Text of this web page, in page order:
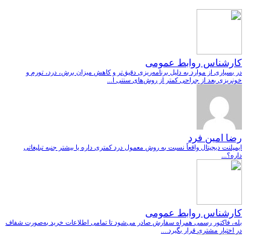
کارشناس روابط عمومی
در بسیاری از موارد به دلیل برنامه‌ریزی دقیق‌تر و کاهش میزان برش، درد، تورم و
خونریزی بعد از جراحی کمتر از روش‌های سنتی ا...
رضا امین فرد
ایمپلنت دیجیتال واقعاً نسبت به روش معمول درد کمتری داره یا بیشتر جنبه تبلیغاتی
داره؟...
کارشناس روابط عمومی
بله، فاکتور رسمی همراه سفارش صادر می‌شود تا تمامی اطلاعات خرید به‌صورت شفاف
در اختیار مشتری قرار بگیرد....